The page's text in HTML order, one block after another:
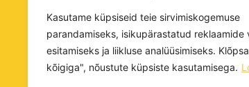
Kasutame küpsiseid teie sirvimiskogemuse
parandamiseks, isikupärastatud reklaamide
esitamiseks ja liikluse analüüsimiseks.
kõigiga", nõustute küpsiste kasutamisega.